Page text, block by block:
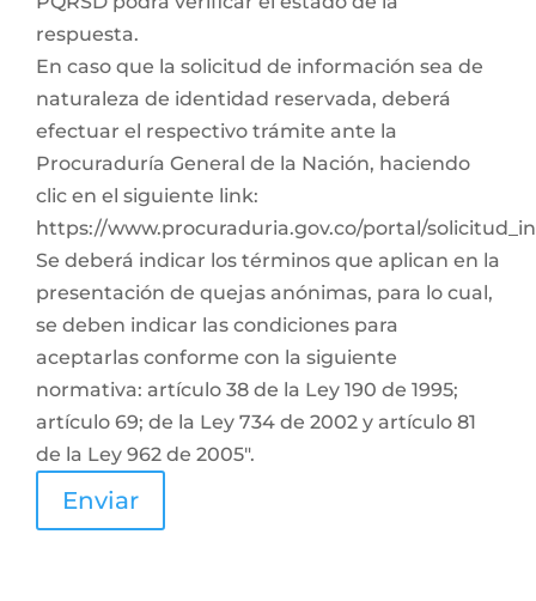
respuesta.
En caso que la solicitud de información sea de
naturaleza de identidad reservada, deberá
efectuar el respectivo trámite ante la
Procuraduría General de la Nación, haciendo
clic en el siguiente link:
https://www.procuraduria.gov.co/portal/
Se deberá indicar los términos que aplican en la
presentación de quejas anónimas, para lo cual,
se deben indicar las condiciones para
aceptarlas conforme con la siguiente
normativa: artículo 38 de la Ley 190 de 1995;
artículo 69; de la Ley 734 de 2002 y artículo 81
de la Ley 962 de 2005".
Enviar